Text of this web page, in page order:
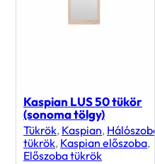
Kaspian LUS 50 tükör
(sonoma tölgy)
Tükrök, Kaspian, Hálószoba
tükrök, Kaspian előszoba,
Előszoba tükrök